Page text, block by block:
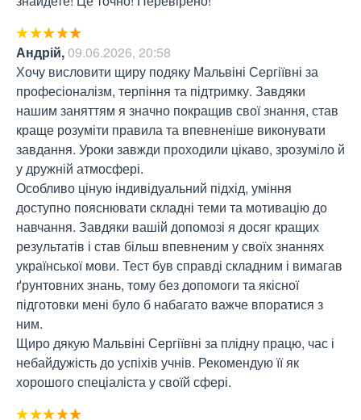
Андрій,09.06.2026, 20:58
Хочу висловити щиру подяку Мальвіні Сергіївні за
професіоналізм, терпіння та підтримку. Завдяки
нашим заняттям я значно покращив свої знання, став
краще розуміти правила та впевненіше виконувати
завдання. Уроки завжди проходили цікаво, зрозуміло й
у дружній атмосфері.
Особливо ціную індивідуальний підхід, уміння
доступно пояснювати складні теми та мотивацію до
навчання. Завдяки вашій допомозі я досяг кращих
результатів і став більш впевненим у своїх знаннях
української мови. Тест був справді складним і вимагав
ґрунтовних знань, тому без допомоги та якісної
підготовки мені було б набагато важче впоратися з
ним.
Щиро дякую Мальвіні Сергіївні за плідну працю, час і
небайдужість до успіхів учнів. Рекомендую її як
хорошого спеціаліста у своїй сфері.